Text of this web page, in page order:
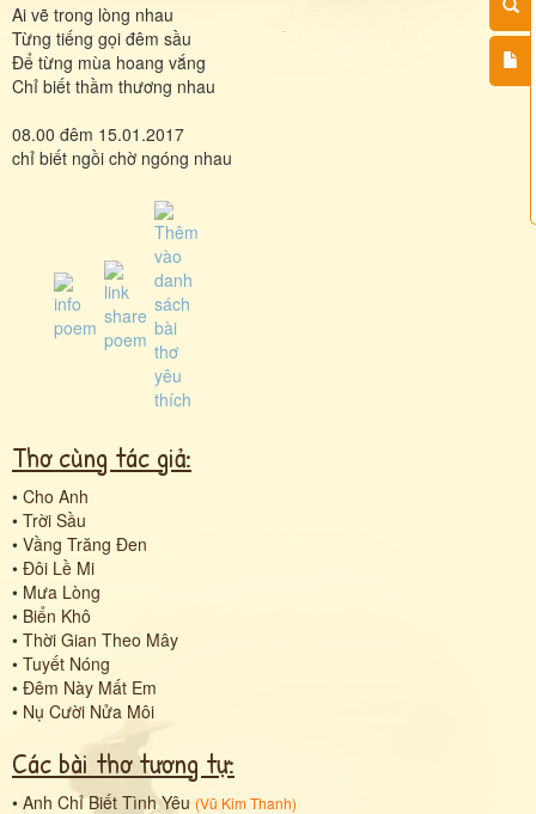
Ai vẽ trong lòng nhau
Từng tiếng gọi đêm sầu
Để từng mùa hoang vắng
Chỉ biết thầm thương nhau
08.00 đêm 15.01.2017
chỉ biết ngồi chờ ngóng nhau
Thơ cùng tác giả:
• Cho Anh
• Trời Sầu
• Vầng Trăng Đen
• Đôi Lề Mi
• Mưa Lòng
• Biển Khô
• Thời Gian Theo Mây
• Tuyết Nóng
• Đêm Này Mất Em
• Nụ Cười Nửa Môi
Các bài thơ tương tự:
• Anh Chỉ Biết Tình Yêu (Vũ Kim Thanh)